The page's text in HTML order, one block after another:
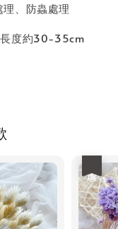
、防蟲處理
度約30-35cm